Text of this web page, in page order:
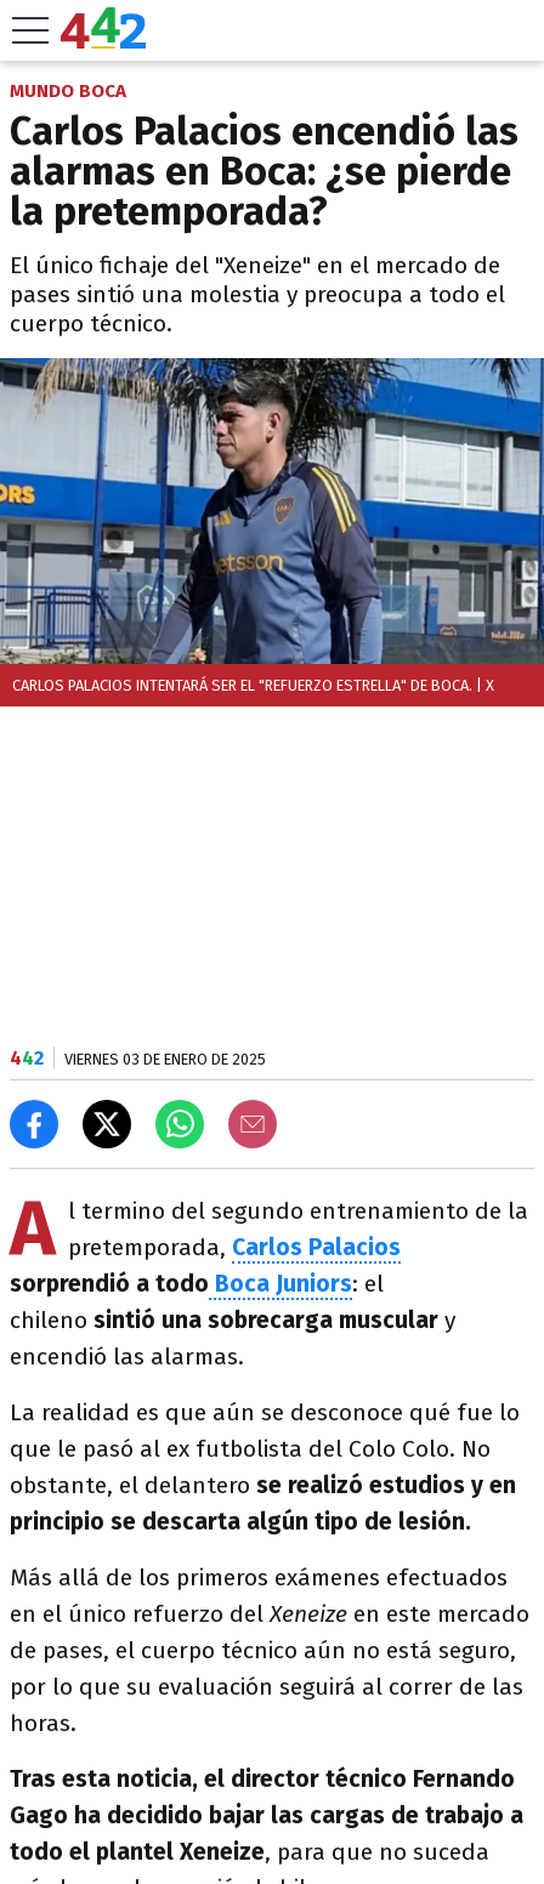
MUNDO BOCA
Carlos Palacios encendió las
alarmas en Boca: ¿se pierde
la pretemporada?
El único fichaje del "Xeneize" en el mercado de
pases sintió una molestia y preocupa a todo el
cuerpo técnico.
CARLOS PALACIOS INTENTARÁ SER EL "REFUERZO ESTRELLA" DE BOCA. | X
442 VIERNES 03 DE ENERO DE 2025
A l termino del segundo entrenamiento de la
pretemporada, Carlos Palacios
sorprendió a todo Boca Juniors: el
chileno sintió una sobrecarga muscular y
encendió las alarmas.
La realidad es que aún se desconoce qué fue lo
que le pasó al ex futbolista del Colo Colo. No
obstante, el delantero se realizó estudios y en
principio se descarta algún tipo de lesión.
Más allá de los primeros exámenes efectuados
en el único refuerzo delXeneize en este mercado
de pases, el cuerpo técnico aún no está seguro,
por lo que su evaluación seguirá al correr de las
horas.
Tras esta noticia, el director técnico Fernando
Gago ha decidido bajar las cargas de trabajo a
todo el plantel Xeneize, para que no suceda